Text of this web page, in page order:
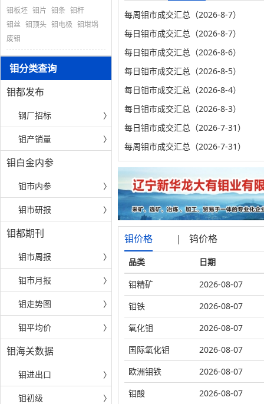
钼板坯 钼片 钼条 钼杆
钼丝 钼顶头 钼电极 钼坩埚
废钼
钼分类查询
钼都发布
钢厂招标 〉
钼产销量 〉
钼白金内参
钼市内参 〉
钼市研报 〉
钼都期刊
钼市周报 〉
钼市月报 〉
钼走势图 〉
钼平均价 〉
钼海关数据
钼进出口 〉
钼初级 〉
每周钼市成交汇总（2026-8-7）
每日钼市成交汇总（2026-8-7）
每日钼市成交汇总（2026-8-6）
每日钼市成交汇总（2026-8-5）
每日钼市成交汇总（2026-8-4）
每日钼市成交汇总（2026-8-3）
每日钼市成交汇总（2026-7-31）
每周钼市成交汇总（2026-7-31）
钼价格 | 钨价格
品类
日期
钼精矿
2026-08-07
钼铁
2026-08-07
氧化钼
2026-08-07
国际氧化钼
2026-08-07
欧洲钼铁
2026-08-07
钼酸
2026-08-07